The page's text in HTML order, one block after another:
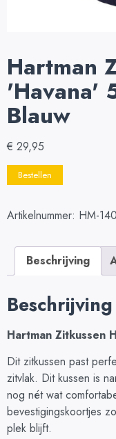
Hartman
'Havana'
Blauw
€ 29,95
Bestellen
Artikelnummer: HM-
Beschrijving
Beschrijving
Hartman Zitkussen
Dit zitkussen past
zitvlak. Dit kussen is
nog nét wat
bevestigingskoortjes
plek blijft.